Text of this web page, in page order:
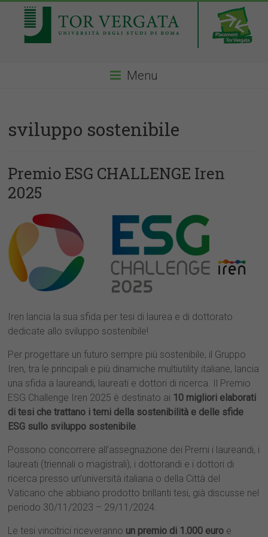
Menu
sviluppo sostenibile
Premio ESG CHALLENGE Iren
2025
Iren lancia la sua sfida per tesi di laurea e di dottorato
dedicate allo sviluppo sostenibile!
Per progettare un futuro sempre più sostenibile, il Gruppo
Iren, tra le principali e più dinamiche multiutility italiane, lancia
una sfida a laureandi, laureati e dottori di ricerca. Il Premio
ESG Challenge Iren 2025 è destinato ai 10 migliori elaborati
di tesi che trattano i temi della sostenibilità e delle sfide
ESG sullo sviluppo sostenibile
Possono concorrere all’assegnazione dei Premi i laureandi, i
laureati (triennali o magistrali), i dottorandi e i dottori di
ricerca presso un’università italiana o della Città del
Vaticano che abbiano prodotto brillanti tesi, già discusse nel
periodo 30/11/2023 – 29/11/2024.
Le tesi vincitrici riceveranno un premio di 1.000 euro e